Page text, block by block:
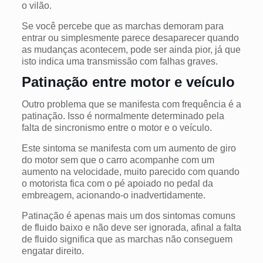
o vilão.
Se você percebe que as marchas demoram para
entrar ou simplesmente parece desaparecer quando
as mudanças acontecem, pode ser ainda pior, já que
isto indica uma transmissão com falhas graves.
Patinação entre motor e veículo
Outro problema que se manifesta com frequência é a
patinação. Isso é normalmente determinado pela
falta de sincronismo entre o motor e o veículo.
Este sintoma se manifesta com um aumento de giro
do motor sem que o carro acompanhe com um
aumento na velocidade, muito parecido com quando
o motorista fica com o pé apoiado no pedal da
embreagem, acionando-o inadvertidamente.
Patinação é apenas mais um dos sintomas comuns
de fluido baixo e não deve ser ignorada, afinal a falta
de fluido significa que as marchas não conseguem
engatar direito.